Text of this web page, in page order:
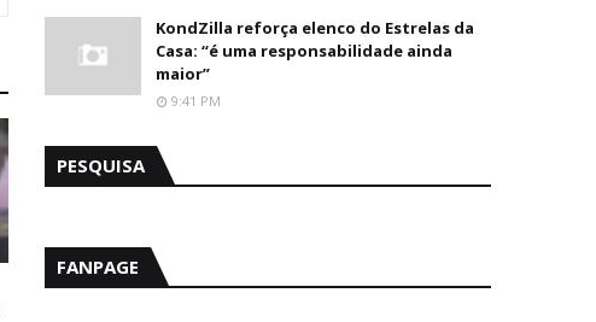
KondZilla reforça elenco do Estrelas da
Casa: “é uma responsabilidade ainda
maior”
9:41 PM
PESQUISA
FANPAGE